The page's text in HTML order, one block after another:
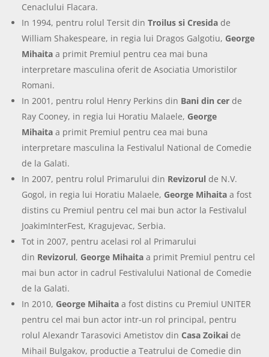
Cenaclului Flacara.
In 1994, pentru rolul Tersit dinTroilus si Cresida de
William Shakespeare, in regia lui Dragos Galgotiu, George
Mihaita a primit Premiul pentru cea mai buna
interpretare masculina oferit de Asociatia Umoristilor
Romani.
In 2001, pentru rolul Henry Perkins din Bani din cer de
Ray Cooney, in regia lui Horatiu Malaele, George
Mihaita a primit Premiul pentru cea mai buna
interpretare masculina la Festivalul National de Comedie
de la Galati.
In 2007, pentru rolul Primarului din Revizorul de N.V.
Gogol, in regia lui Horatiu Malaele, George Mihaita a fost
distins cu Premiul pentru cel mai bun actor la Festivalul
JoakimInterFest, Kragujevac, Serbia.
Tot in 2007, pentru acelasi rol al Primarului
din Revizorul, George Mihaita a primit Premiul pentru cel
mai bun actor in cadrul Festivalului National de Comedie
de la Galati.
In 2010, George Mihaita a fost distins cu Premiul UNITER
pentru cel mai bun actor intr-un rol principal, pentru
rolul Alexandr Tarasovici Ametistov din Casa Zoikai de
Mihail Bulgakov, productie a Teatrului de Comedie din